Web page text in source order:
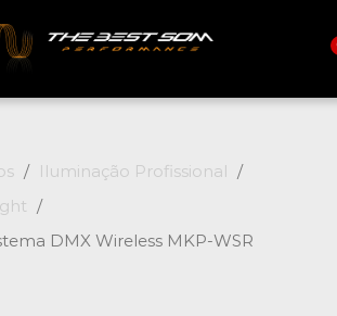
Iluminação Profissional
DMX Wireless MKP-WSR